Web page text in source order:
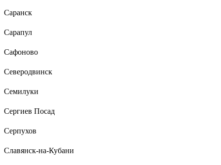
Саранск
Сарапул
Сафоново
Северодвинск
Семилуки
Сергиев Посад
Серпухов
Славянск-на-Кубани